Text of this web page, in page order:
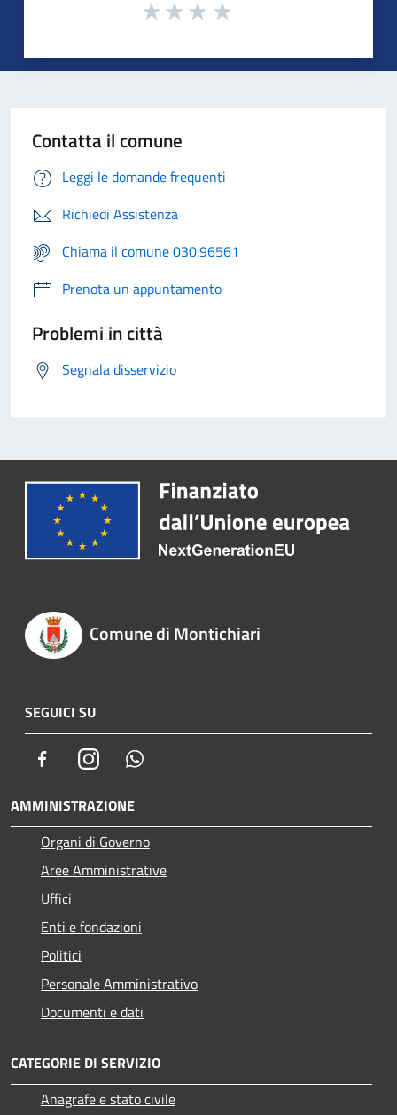
Contatta il comune
Leggi le domande frequenti
Richiedi Assistenza
Chiama il comune 030.96561
Prenota un appuntamento
Problemi in città
Segnala disservizio
Comune di Montichiari
SEGUICI SU
FacebookInstagram
AMMINISTRAZIONE
Organi di Governo
Aree Amministrative
Uffici
Enti e fondazioni
Politici
Personale Amministrativo
Documenti e dati
CATEGORIE DI SERVIZIO
Anagrafe e stato civile